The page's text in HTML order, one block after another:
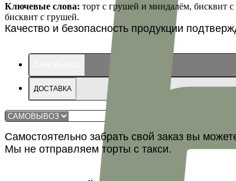
Ключевые слова: торт с грушей и миндалём, бисквит
бисквит с грушей.
Качество и безопасность продукции
ДОСТАВКА
Самостоятельно забрать свой заказ вы
Мы не отправляем торты с такси.